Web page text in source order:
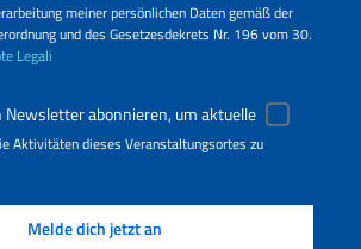
meiner persönlichen Daten gemäß der
und des Gesetzesdekrets Nr. 196 vom 30.
Legali
Newsletter abonnieren, um aktuelle
Aktivitäten dieses Veranstaltungsortes zu